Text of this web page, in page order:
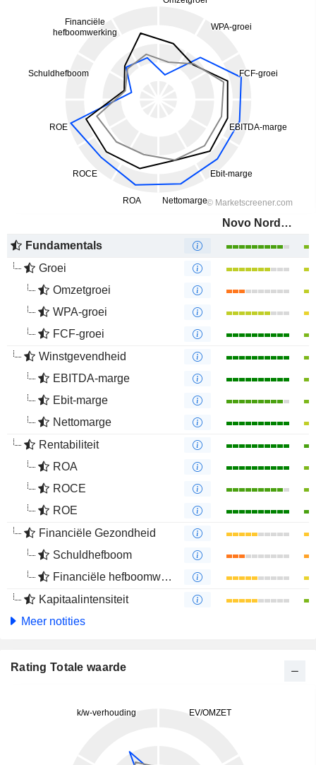
Novo Nordisk A/S
Fundamentals
Groei
Omzetgroei
WPA-groei
FCF-groei
Winstgevendheid
EBITDA-marge
Ebit-marge
Nettomarge
Rentabiliteit
ROA
ROCE
ROE
Financiële Gezondheid
Schuldhefboom
Financiële hefboomwerking
Kapitaalintensiteit
Meer notities
Rating Totale waarde